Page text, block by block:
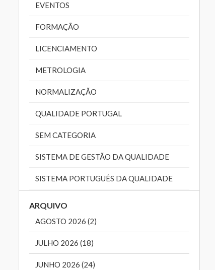
EVENTOS
FORMAÇÃO
LICENCIAMENTO
METROLOGIA
NORMALIZAÇÃO
QUALIDADE PORTUGAL
SEM CATEGORIA
SISTEMA DE GESTÃO DA QUALIDADE
SISTEMA PORTUGUÊS DA QUALIDADE
ARQUIVO
AGOSTO 2026 (2)
JULHO 2026 (18)
JUNHO 2026 (24)